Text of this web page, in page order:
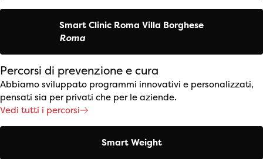
Smart Clinic Roma Villa Borghese
Roma
Percorsi di prevenzione e cura
Abbiamo sviluppato programmi innovativi e personalizzati,
pensati sia per privati che per le aziende.
Vedi tutti i percorsi
Smart Weight